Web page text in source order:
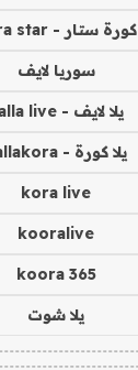
كورة ستار - kora star
سوريا لايف
يلا لايف - yalla live
يلا كورة - yallakora
kora live
kooralive
koora 365
يلا شوت